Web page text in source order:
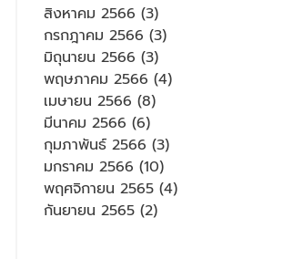
สิงหาคม 2566 (3)
กรกฎาคม 2566 (3)
มิถุนายน 2566 (3)
พฤษภาคม 2566 (4)
เมษายน 2566 (8)
มีนาคม 2566 (6)
กุมภาพันธ์ 2566 (3)
มกราคม 2566 (10)
พฤศจิกายน 2565 (4)
กันยายน 2565 (2)